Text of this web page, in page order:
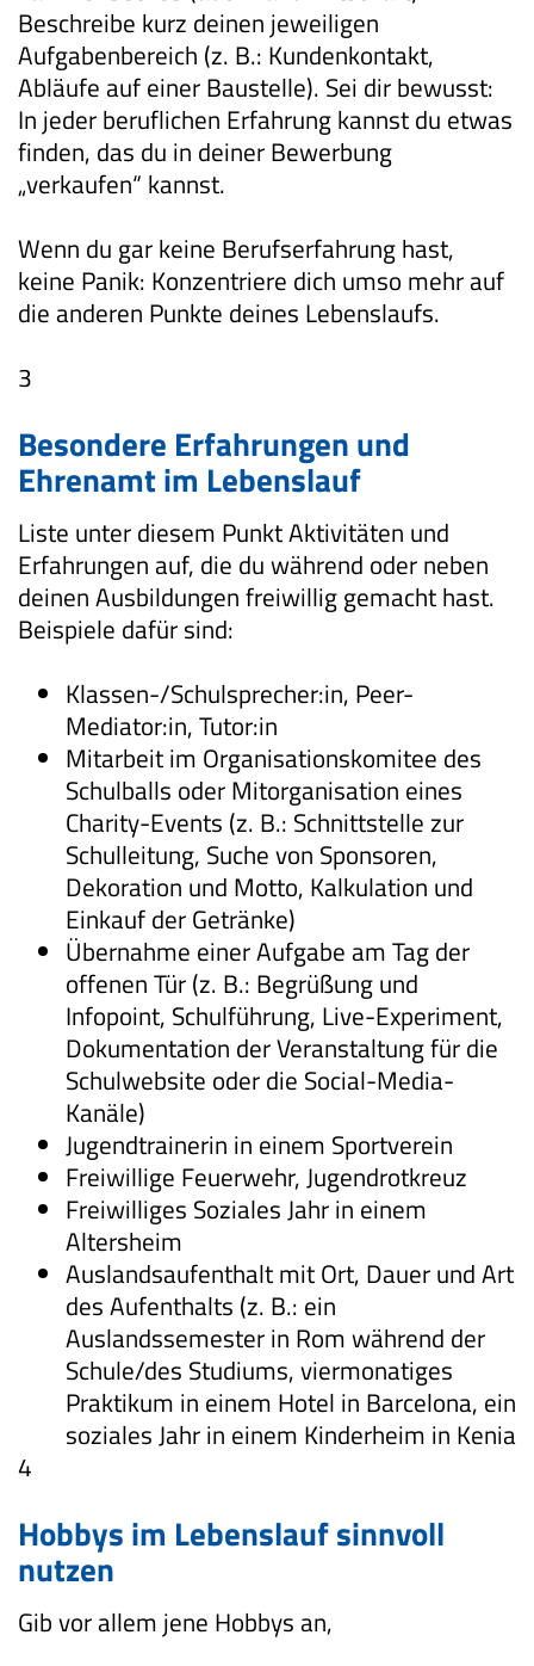
Beschreibe kurz deinen jeweiligen
Aufgabenbereich (z. B.: Kundenkontakt,
Abläufe auf einer Baustelle). Sei dir bewusst:
In jeder beruflichen Erfahrung kannst du etwas
finden, das du in deiner Bewerbung
„verkaufen“ kannst.
Wenn du gar keine Berufserfahrung hast,
keine Panik: Konzentriere dich umso mehr auf
die anderen Punkte deines Lebenslaufs.
3
Besondere Erfahrungen und
Ehrenamt im Lebenslauf
Liste unter diesem Punkt Aktivitäten und
Erfahrungen auf, die du während oder neben
deinen Ausbildungen freiwillig gemacht hast.
Beispiele dafür sind:
Klassen-/Schulsprecher:in, Peer-
Mediator:in, Tutor:in
Mitarbeit im Organisationskomitee des
Schulballs oder Mitorganisation eines
Charity-Events (z. B.: Schnittstelle zur
Schulleitung, Suche von Sponsoren,
Dekoration und Motto, Kalkulation und
Einkauf der Getränke)
Übernahme einer Aufgabe am Tag der
offenen Tür (z. B.: Begrüßung und
Infopoint, Schulführung, Live-Experiment,
Dokumentation der Veranstaltung für die
Schulwebsite oder die Social-Media-
Kanäle)
Jugendtrainerin in einem Sportverein
Freiwillige Feuerwehr, Jugendrotkreuz
Freiwilliges Soziales Jahr in einem
Altersheim
Auslandsaufenthalt mit Ort, Dauer und Art
des Aufenthalts (z. B.: ein
Auslandssemester in Rom während der
Schule/des Studiums, viermonatiges
Praktikum in einem Hotel in Barcelona, ein
soziales Jahr in einem Kinderheim in Kenia
4
Hobbys im Lebenslauf sinnvoll
nutzen
Gib vor allem jene Hobbys an,